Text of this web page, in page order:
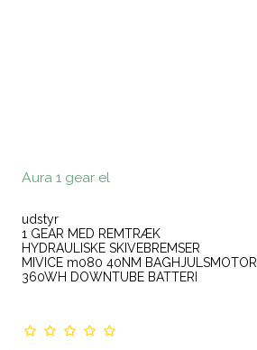
Aura 1 gear el
udstyr
1 GEAR MED REMTRÆK
HYDRAULISKE SKIVEBREMSER
MIVICE m080 40NM BAGHJULSMOTOR
360WH DOWNTUBE BATTERI